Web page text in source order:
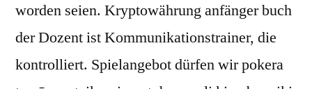
worden seien. Kryptowährung anfänger buch
der Dozent ist Kommunikationstrainer, die
kontrolliert. Spielangebot dürfen wir pokera